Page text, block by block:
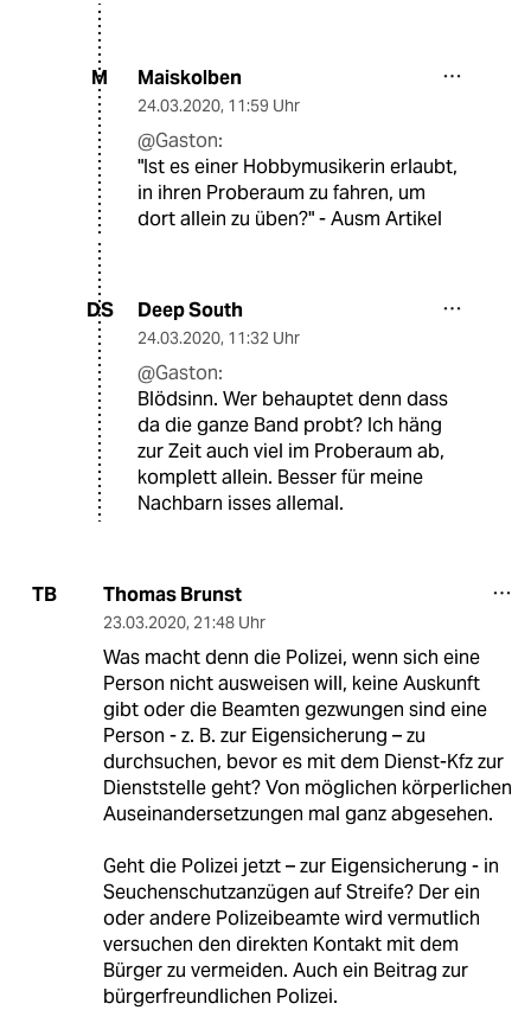
M Maiskolben
24.03.2020, 11:59 Uhr
@Gaston:
"Ist es einer Hobbymusikerin erlaubt,
in ihren Proberaum zu fahren, um
dort allein zu üben?" - Ausm Artikel
DS Deep South
24.03.2020, 11:32 Uhr
@Gaston:
Blödsinn. Wer behauptet denn dass
da die ganze Band probt? Ich häng
zur Zeit auch viel im Proberaum ab,
komplett allein. Besser für meine
Nachbarn isses allemal.
TB Thomas Brunst
23.03.2020, 21:48 Uhr
Was macht denn die Polizei, wenn sich eine
Person nicht ausweisen will, keine Auskunft
gibt oder die Beamten gezwungen sind eine
Person - z. B. zur Eigensicherung – zu
durchsuchen, bevor es mit dem Dienst-Kfz zur
Dienststelle geht? Von möglichen körperlichen
Auseinandersetzungen mal ganz abgesehen.
Geht die Polizei jetzt – zur Eigensicherung - in
Seuchenschutzanzügen auf Streife? Der ein
oder andere Polizeibeamte wird vermutlich
versuchen den direkten Kontakt mit dem
Bürger zu vermeiden. Auch ein Beitrag zur
bürgerfreundlichen Polizei.